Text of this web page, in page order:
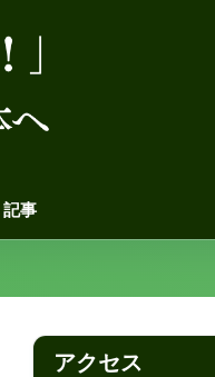
記事
アクセス